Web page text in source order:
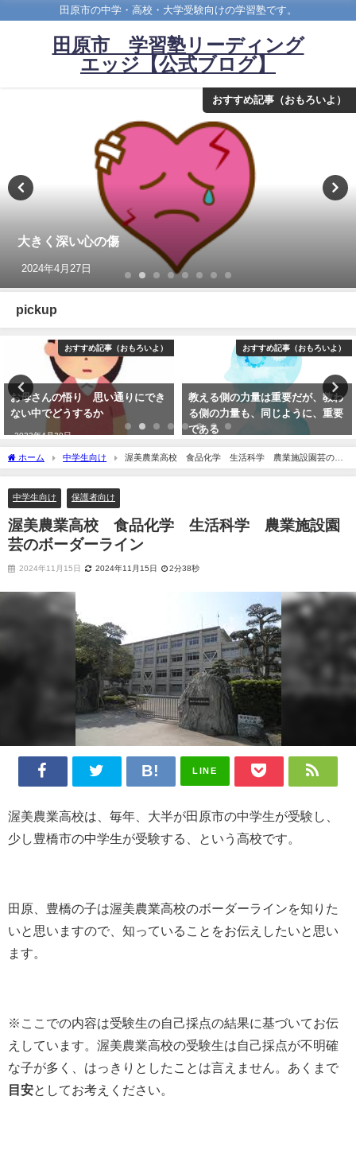
田原市の中学・高校・大学受験向けの学習塾です。
田原市 学習塾リーディング
エッジ【公式ブログ】
おすすめ記事（おもろいよ）
大きく深い心の傷
2024年4月27日
pickup
おすすめ記事（おもろいよ）
お母さんの悟り 思い通りにでき
ない中でどうするか
2023年4月30日
おすすめ記事（おもろいよ）
教える側の力量は重要だが、教わ
る側の力量も、同じように、重要
である
ホーム 中学生向け
渥美農業高校 食品化学 生活科学 農業施設園芸のボ
ーダーライン
中学生向け 保護者向け
渥美農業高校 食品化学 生活科学 農業施設園
芸のボーダーライン
2024年11月15日 2024年11月15日 2分38秒
LINE
渥美農業高校は、毎年、大半が田原市の中学生が受験し、
少し豊橋市の中学生が受験する、という高校です。
田原、豊橋の子は渥美農業高校のボーダーラインを知りた
いと思いますので、知っていることをお伝えしたいと思い
ます。
※ここでの内容は受験生の自己採点の結果に基づいてお伝
えしています。渥美農業高校の受験生は自己採点が不明確
な子が多く、はっきりとしたことは言えません。あくまで
目安としてお考えください。